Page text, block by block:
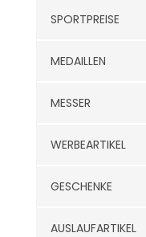
SPORTPREISE
MEDAILLEN
MESSER
WERBEARTIKEL
GESCHENKE
AUSLAUFARTIKEL